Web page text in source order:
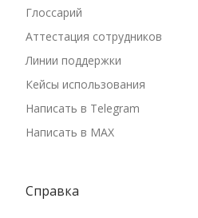
Глоссарий
Аттестация сотрудников
Линии поддержки
Кейсы использования
Написать в Telegram
Написать в MAX
Справка